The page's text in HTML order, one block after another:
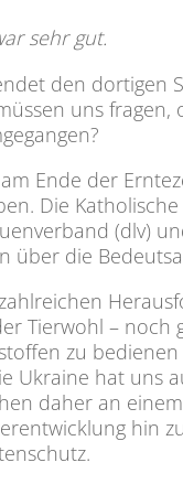
sehr gut.
den dortigen
uns
Ende der
Die
(dlv)
über die
Tierwohl –
zu
Ukraine hat uns
daher an
hin